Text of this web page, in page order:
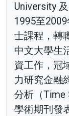
University
1995至
士課程，轉
中文大學生
資工作，冠
力研究金融
分析（Time
學術期刊發